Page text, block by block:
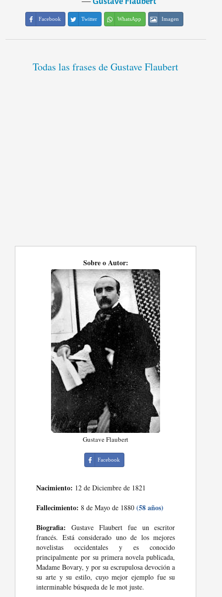
Facebook Twitter WhatsApp Imagen
Todas las frases de Gustave Flaubert
Sobre o Autor:
Gustave Flaubert
Facebook
Nacimiento: 12 de Diciembre de 1821
Fallecimiento: 8 de Mayo de 1880(58 años)
Biografia: Gustave Flaubert fue un escritor
francés. Está considerado uno de los mejores
novelistas occidentales y es conocido
principalmente por su primera novela publicada,
Madame Bovary, y por su escrupulosa devoción a
su arte y su estilo, cuyo mejor ejemplo fue su
interminable búsqueda de le mot juste.